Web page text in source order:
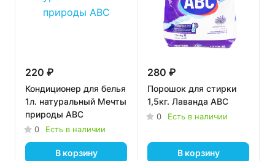
220 ₽
Кондиционер для белья
1л. натуральный Мечты
природы ABC
0 Есть в наличии
В корзину
280 ₽
Порошок для стирки
1,5кг. Лаванда ABC
0 Есть в наличии
В корзину